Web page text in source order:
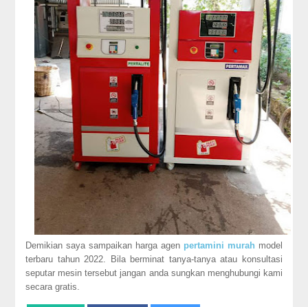
Demikian saya sampaikan harga agen pertamini murah model
terbaru tahun 2022. Bila berminat tanya-tanya atau konsultasi
seputar mesin tersebut jangan anda sungkan menghubungi kami
secara gratis.